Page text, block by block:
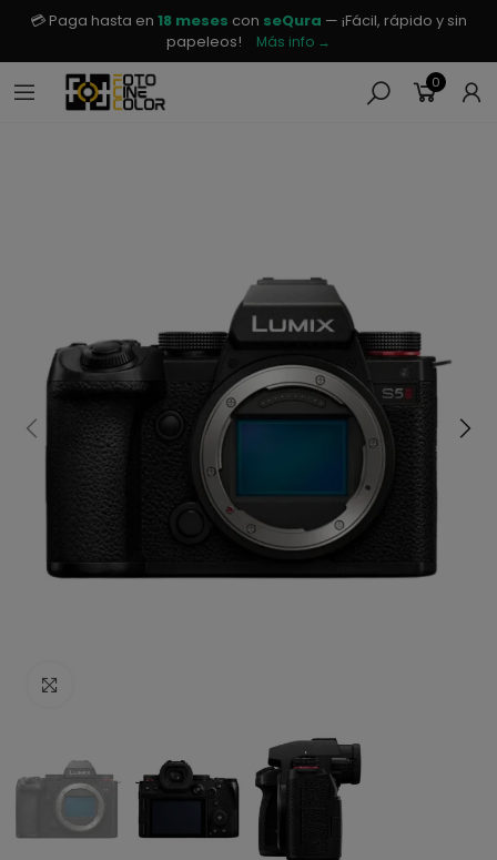
💳 Paga hasta en 18 meses con seQura — ¡Fácil, rápido y sin
papeleos!
Más info →
0